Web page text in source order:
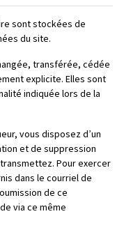
sont stockées de
du site.
transférée, cédée
explicite. Elles sont
indiquée lors de la
vous disposez d’un
et de suppression
Pour exercer
dans le courriel de
de ce
via ce même